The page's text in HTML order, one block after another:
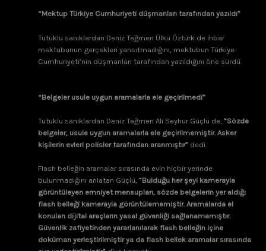
“Mektup Türkiye Cumhuriyeti düşmanları tarafından yazıldı”
Tutuklu sanıklardan Deniz Teğmen Ülkü Öztürk de ihbar
mektubunun gerçekleri yansıtmadığını, mektubun Türkiye
Cumhuriyeti’nin düşmanları tarafından yazıldığını öne sürdü.
“Belgeler usule uygun aramalarla ele geçirilmedi”
Tutuklu sanıklardan Deniz Teğmen Ali Seyhur Güçlü de, ”Sözde
belgeler, usule uygun aramalarla ele geçirilmemiştir. Asker
kişilerin evleri polisler tarafından aranmıştır” dedi.
Flash belleğin aramalar sırasında evin hiçbir yerinde
bulunmadığını anlatan Güçlü, ”Bulduğu her şeyi kamerayla
görüntüleyen emniyet mensupları, sözde belgelerin yer aldığı
flash belleği kamerayla görüntülememiştir. Aramalarda el
konulan dijital araçların yasal güvenliği sağlanamamıştır.
Güvenlik zafiyetinden yararlanılarak flash belleğin içine
doküman yerleştirilmiştir ya da flash bellek aramalar sırasında